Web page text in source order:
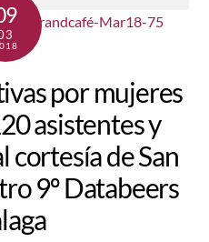
por mujeres
asistentes y
cortesía de San
9º Databeers